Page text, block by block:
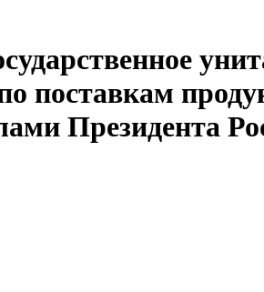
поставкам
Президента